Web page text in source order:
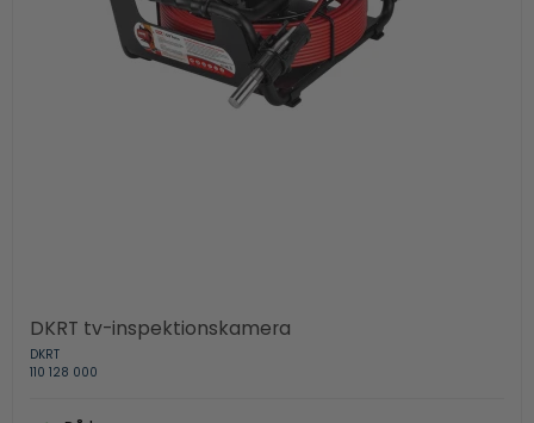
DKRT tv-inspektionskamera
DKRT
110 128 000